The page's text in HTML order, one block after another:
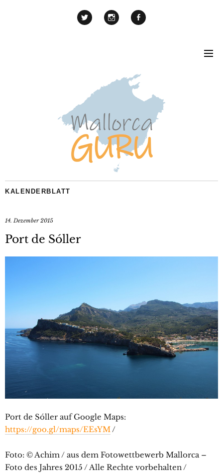
KALENDERBLATT
14. Dezember 2015
Port de Sóller
Port de Sóller auf Google Maps:
https://goo.gl/maps/EEsYM/
Foto: © Achim / aus dem Fotowettbewerb Mallorca –
Foto des Jahres 2015 / Alle Rechte vorbehalten /